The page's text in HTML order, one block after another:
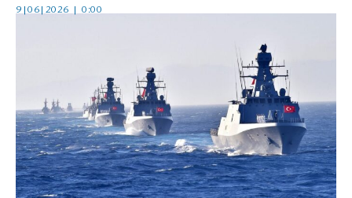
9|06|2026 | 0:00